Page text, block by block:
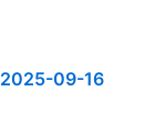
2025-09-16